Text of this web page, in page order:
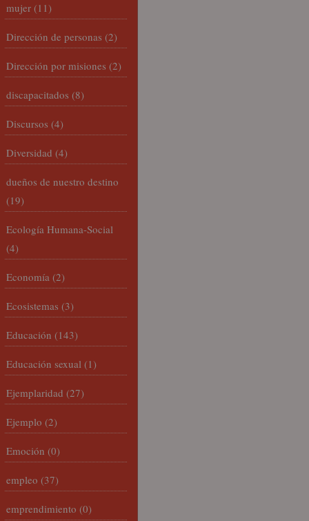
mujer (11)
Dirección de personas (2)
Dirección por misiones (2)
discapacitados (8)
Discursos (4)
Diversidad (4)
dueños de nuestro destino
(19)
Ecología Humana-Social
(4)
Economía (2)
Ecosistemas (3)
Educación (143)
Educación sexual (1)
Ejemplaridad (27)
Ejemplo (2)
Emoción (0)
empleo (37)
emprendimiento (0)